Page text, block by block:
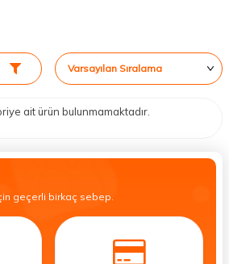
ait ürün bulunmamaktadır.
geçerli birkaç sebep.